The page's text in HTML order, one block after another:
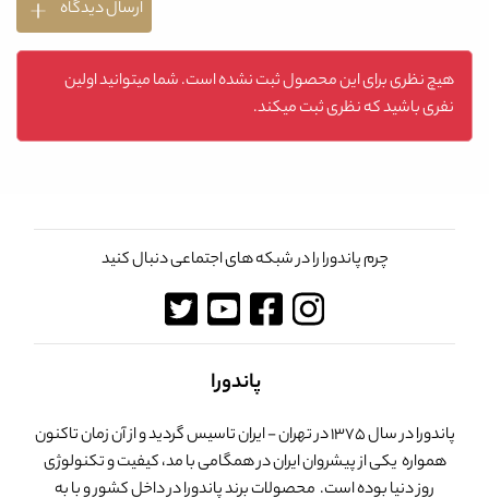
ارسال دیدگاه
هیچ نظری برای این محصول ثبت نشده است. شما میتوانید اولین
نفری باشید که نظری ثبت میکند.
چرم پاندورا را در شبکه های اجتماعی دنبال کنید
پاندورا
پاندورا در سال 1375 در تهران - ایران تاسیس گردید و از آن زمان تاکنون
همواره یکی از پیشروان ایران در همگامی با مد، کیفیت و تکنولوژی
روز دنیا بوده است. محصولات برند پاندورا در داخل کشور و با به